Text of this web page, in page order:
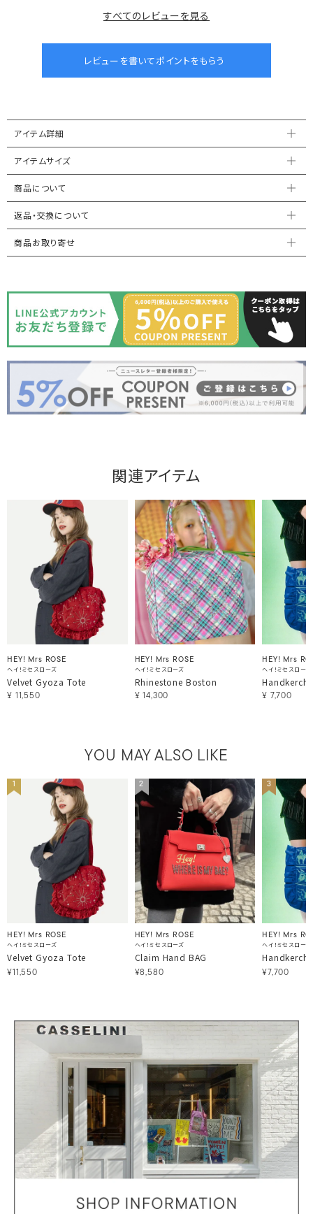
すべてのレビューを見る
アイテム詳細
アイテムサイズ
商品について
返品・交換について
商品お取り寄せ
関連アイテム
HEY! Mrs ROSE
ヘイ！ミセスローズ
Velvet Gyoza Tote
¥ 11,550
HEY! Mrs ROSE
ヘイ！ミセスローズ
Rhinestone Boston
¥ 14,300
HEY! Mrs
ヘイ！ミセスローズ
¥ 7,700
YOU MAY ALSO LIKE
1
HEY! Mrs ROSE
ヘイ！ミセスローズ
Velvet Gyoza Tote
¥11,550
2
HEY! Mrs ROSE
ヘイ！ミセスローズ
Claim Hand BAG
¥8,580
3
HEY! Mrs
ヘイ！ミセスローズ
¥7,700